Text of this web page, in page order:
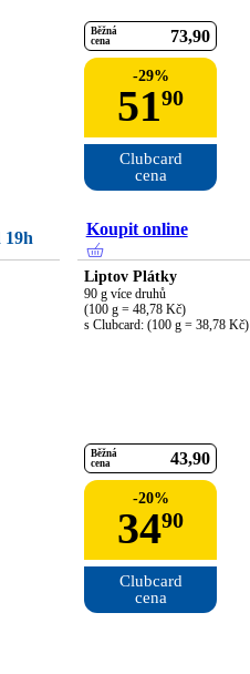
Běžná
cena
73 90
-29%
5190
Clubcard
cena
19h Koupit online
Liptov Plátky
90 g více druhů
(100 g = 48,78 Kč)
s Clubcard: (100 g = 38,78 Kč)
Běžná
cena
43 90
-20%
3490
Clubcard
cena